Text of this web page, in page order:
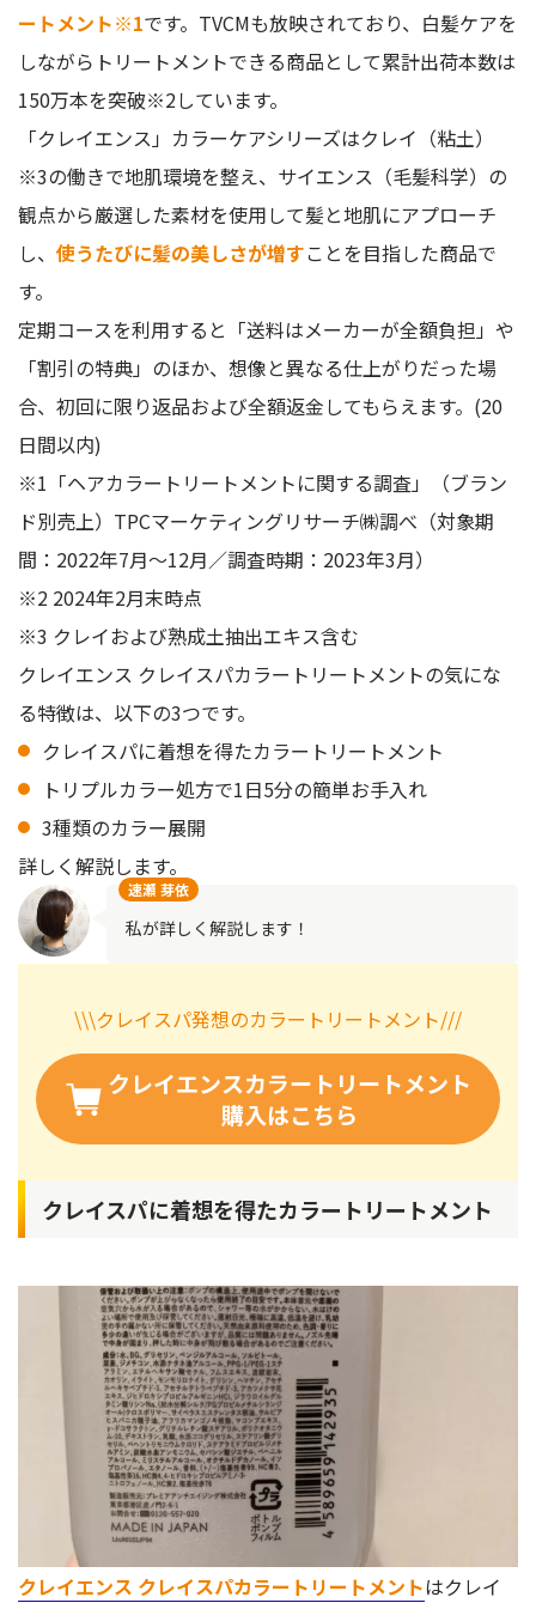
ートメント※1です。TVCMも放映されており、白髪ケアを
しながらトリートメントできる商品として累計出荷本数は
150万本を突破※2しています。
「クレイエンス」カラーケアシリーズはクレイ（粘土）
※3の働きで地肌環境を整え、サイエンス（毛髪科学）の
観点から厳選した素材を使用して髪と地肌にアプローチ
し、 使うたびに髪の美しさが増すことを目指した商品で
す。
定期コースを利用すると「送料はメーカーが全額負担」や
「割引の特典」のほか、想像と異なる仕上がりだった場
合、初回に限り返品および全額返金してもらえます。(20
日間以内)
※1「ヘアカラートリートメントに関する調査」（ブラン
ド別売上）TPCマーケティングリサーチ㈱調べ（対象期
間：2022年7月～12月／調査時期：2023年3月）
※2 2024年2月末時点
※3 クレイおよび熟成土抽出エキス含む
クレイエンス クレイスパカラートリートメントの気にな
る特徴は、以下の3つです。
クレイスパに着想を得たカラートリートメント
トリプルカラー処方で1日5分の簡単お手入れ
3種類のカラー展開
詳しく解説します。
速瀬 芽依
私が詳しく解説します！
\\\クレイスパ発想のカラートリートメント///
クレイエンスカラートリートメント
購入はこちら
クレイスパに着想を得たカラートリートメント
クレイエンス クレイスパカラートリートメントはクレイ